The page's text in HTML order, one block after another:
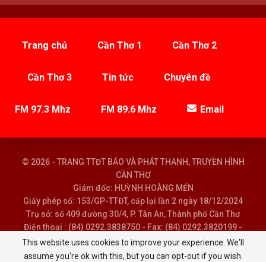
Trang chủ Cần Thơ 1 Cần Thơ 2
Cần Thơ 3 Tin tức Chuyên đề
FM 97.3 Mhz FM 89.6 Mhz Email
© 2026 - TRANG TTĐT BÁO VÀ PHÁT THANH, TRUYỀN HÌNH
CẦN THƠ
Giám đốc: HUỲNH HOÀNG MẾN
Giấy phép số: 153/GP-TTĐT, cấp lại lần 2 ngày 18/12/2024
Trụ sở: số 409 đường 30/4, P. Tân An, Thành phố Cần Thơ
Điện thoại : (84) 0292.3838750 - Fax: (84) 0292.3820199 -
Email : baoptth@cantho.gov.vn
This website uses cookies to improve your experience. We'll
assume you're ok with this, but you can opt-out if you wish.